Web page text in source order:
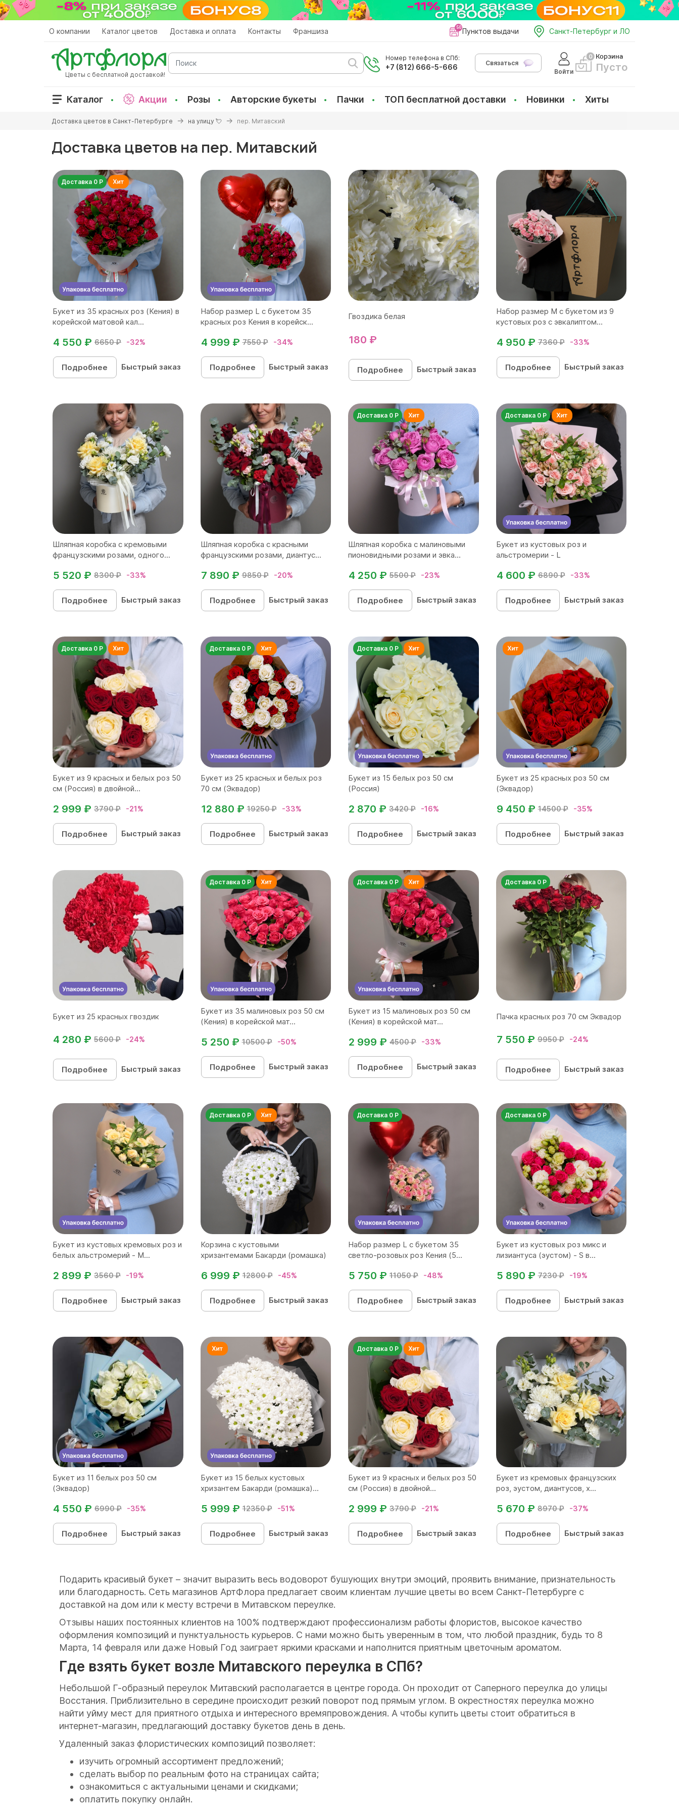
Перейти
к
О компании Каталог цветов Доставка и оплата Контакты Франшиза Пунктов выдачи Санкт-Петербург и ЛО
Цветы с бесплатной доставкой!
Поиск
Номер телефона в СПб:
+7 (812) 666-5-666
Связаться
Войти
Корзина
Пусто
Каталог Акции Розы Авторские букеты Пачки ТОП бесплатной доставки Новинки Хиты
здесь
Доставка цветов в Санкт-Петербурге на улицу 💘 пер. Митавский
Доставка цветов на пер. Митавский
Доставка 0 Р
Букет из 35 красных роз (Кения) в
корейской матовой кал...
6650 ₽ -32%
4 550 ₽
Подробнее Быстрый заказ
Набор размер L с букетом 35
красных роз Кения в корейск...
7550 ₽ -34%
4 999 ₽
Подробнее Быстрый заказ
Гвоздика белая
180 ₽
Подробнее Быстрый заказ
Набор размер M с букетом из 9
кустовых роз с эвкалиптом...
7360 ₽ -33%
4 950 ₽
Подробнее Быстрый заказ
Шляпная коробка с кремовыми
французскими розами, одного...
8300 ₽ -33%
5 520 ₽
Подробнее Быстрый заказ
Шляпная коробка с красными
французскими розами, диантус...
9850 ₽ -20%
7 890 ₽
Подробнее Быстрый заказ
Доставка 0 Р
Шляпная коробка с малиновыми
пионовидными розами и эвка...
5500 ₽ -23%
4 250 ₽
Подробнее Быстрый заказ
Доставка 0 Р
Букет из кустовых роз и
альстромерии - L
6890 ₽ -33%
4 600 ₽
Подробнее Быстрый заказ
Доставка 0 Р
Букет из 9 красных и белых роз 50
см (Россия) в двойной...
3790 ₽ -21%
2 999 ₽
Подробнее Быстрый заказ
Доставка 0 Р
Букет из 25 красных и белых роз
70 см (Эквадор)
19250 ₽ -33%
12 880 ₽
Подробнее Быстрый заказ
Доставка 0 Р
Букет из 15 белых роз 50 см
(Россия)
3420 ₽ -16%
2 870 ₽
Подробнее Быстрый заказ
Букет из 25 красных роз 50 см
(Эквадор)
14500 ₽ -35%
9 450 ₽
Подробнее Быстрый заказ
Букет из 25 красных гвоздик
5600 ₽ -24%
4 280 ₽
Подробнее Быстрый заказ
Доставка 0 Р
Букет из 35 малиновых роз 50 см
(Кения) в корейской мат...
10500 ₽ -50%
5 250 ₽
Подробнее Быстрый заказ
Доставка 0 Р
Букет из 15 малиновых роз 50 см
(Кения) в корейской мат...
4500 ₽ -33%
2 999 ₽
Подробнее Быстрый заказ
Доставка 0 Р
Пачка красных роз 70 см Эквадор
9950 ₽ -24%
7 550 ₽
Подробнее Быстрый заказ
Букет из кустовых кремовых роз и
белых альстромерий - M...
3560 ₽ -19%
2 899 ₽
Подробнее Быстрый заказ
Доставка 0 Р
Корзина с кустовыми
хризантемами Бакарди (ромашка)
12800 ₽ -45%
6 999 ₽
Подробнее Быстрый заказ
Доставка 0 Р
Набор размер L с букетом 35
светло-розовых роз Кения (5...
11050 ₽ -48%
5 750 ₽
Подробнее Быстрый заказ
Доставка 0 Р
Букет из кустовых роз микс и
лизиантуса (эустом) - S в...
7230 ₽ -19%
5 890 ₽
Подробнее Быстрый заказ
Букет из 11 белых роз 50 см
(Эквадор)
6990 ₽ -35%
4 550 ₽
Подробнее Быстрый заказ
Букет из 15 белых кустовых
хризантем Бакарди (ромашка)...
12350 ₽ -51%
5 999 ₽
Подробнее Быстрый заказ
Доставка 0 Р
Букет из 9 красных и белых роз 50
см (Россия) в двойной...
3790 ₽ -21%
2 999 ₽
Подробнее Быстрый заказ
Букет из кремовых французских
роз, эустом, диантусов, х...
8970 ₽ -37%
5 670 ₽
Подробнее Быстрый заказ
Подарить красивый букет – значит выразить весь водоворот бушующих внутри эмоций, проявить внимание, признательность
или благодарность. Сеть магазинов АртФлора предлагает своим клиентам лучшие цветы во всем Санкт-Петербурге с
доставкой на дом или к месту встречи в Митавском переулке.
Отзывы наших постоянных клиентов на 100% подтверждают профессионализм работы флористов, высокое качество
оформления композиций и пунктуальность курьеров. С нами можно быть уверенным в том, что любой праздник, будь то 8
Марта, 14 февраля или даже Новый Год заиграет яркими красками и наполнится приятным цветочным ароматом.
Где взять букет возле Митавского переулка в СПб?
Небольшой Г-образный переулок Митавский располагается в центре города. Он проходит от Саперного переулка до улицы
Восстания. Приблизительно в середине происходит резкий поворот под прямым углом. В окрестностях переулка можно
найти уйму мест для приятного отдыха и интересного времяпровождения. А чтобы купить цветы стоит обратиться в
интернет-магазин, предлагающий доставку букетов день в день.
Удаленный заказ флористических композиций позволяет:
изучить огромный ассортимент предложений;
сделать выбор по реальным фото на страницах сайта;
ознакомиться с актуальными ценами и скидками;
оплатить покупку онлайн.